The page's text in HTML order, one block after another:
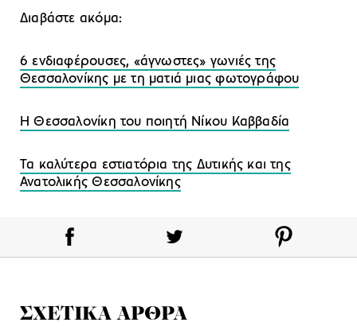
Διαβάστε ακόμα:
6 ενδιαφέρουσες, «άγνωστες» γωνιές της
Θεσσαλονίκης με τη ματιά μιας φωτογράφου
Η Θεσσαλονίκη του ποιητή Νίκου Καββαδία
Τα καλύτερα εστιατόρια της Δυτικής και της
Ανατολικής Θεσσαλονίκης
ΣΧΕΤΙΚΑ ΑΡΘΡΑ